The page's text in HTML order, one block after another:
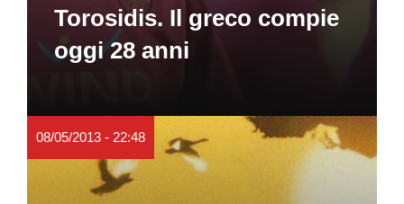
Torosidis. Il greco compie
oggi 28 anni
08/05/2013 - 22:48